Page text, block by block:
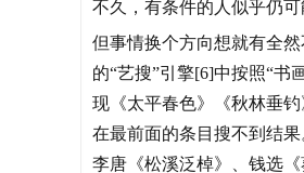
不久，有条件的人似乎仍可
但事情换个方向想就有全
的“艺搜”引擎[6]中按照“书
现《太平春色》《秋林垂
在最前面的条目搜不到结
李唐《松溪泛棹》、钱选